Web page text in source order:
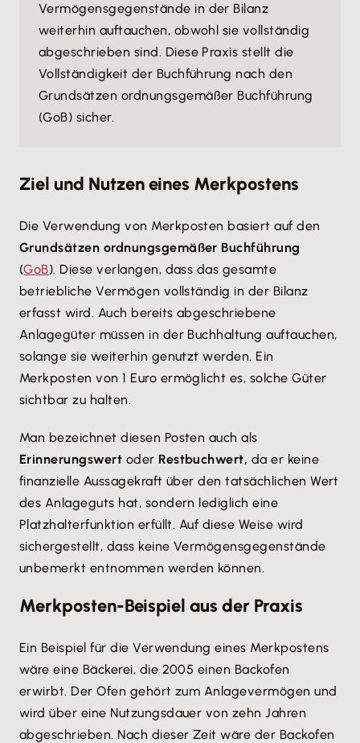
Vermögensgegenstände in der Bilanz
weiterhin auftauchen, obwohl sie vollständig
abgeschrieben sind. Diese Praxis stellt die
Vollständigkeit der Buchführung nach den
Grundsätzen ordnungsgemäßer Buchführung
(GoB) sicher.
Ziel und Nutzen eines Merkpostens
Die Verwendung von Merkposten basiert auf den
Grundsätzen ordnungsgemäßer Buchführung
(GoB). Diese verlangen, dass das gesamte
betriebliche Vermögen vollständig in der Bilanz
erfasst wird. Auch bereits abgeschriebene
Anlagegüter müssen in der Buchhaltung auftauchen,
solange sie weiterhin genutzt werden. Ein
Merkposten von 1 Euro ermöglicht es, solche Güter
sichtbar zu halten.
Man bezeichnet diesen Posten auch als
Erinnerungswert oder Restbuchwert, da er keine
finanzielle Aussagekraft über den tatsächlichen Wert
des Anlageguts hat, sondern lediglich eine
Platzhalterfunktion erfüllt. Auf diese Weise wird
sichergestellt, dass keine Vermögensgegenstände
unbemerkt entnommen werden können.
Merkposten-Beispiel aus der Praxis
Ein Beispiel für die Verwendung eines Merkpostens
wäre eine Bäckerei, die 2005 einen Backofen
erwirbt. Der Ofen gehört zum Anlagevermögen und
wird über eine Nutzungsdauer von zehn Jahren
abgeschrieben. Nach dieser Zeit wäre der Backofen